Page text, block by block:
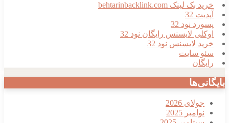
خرید بک لینک behtarinbacklink.com
آپدیت 32
پسورد نود 32
اوکلی لایسنس رایگان نود 32
خرید لایسنس نود 32
سئو سایت
رایگان
بایگانی‌ها
جولای 2026
نوامبر 2025